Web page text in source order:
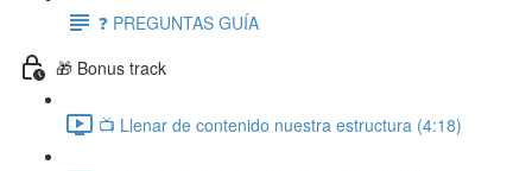
❓ PREGUNTAS GUÍA
🎁 Bonus track
📺 Llenar de contenido nuestra estructura (4:18)